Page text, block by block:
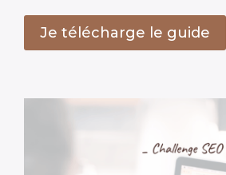
Je télécharge le guide